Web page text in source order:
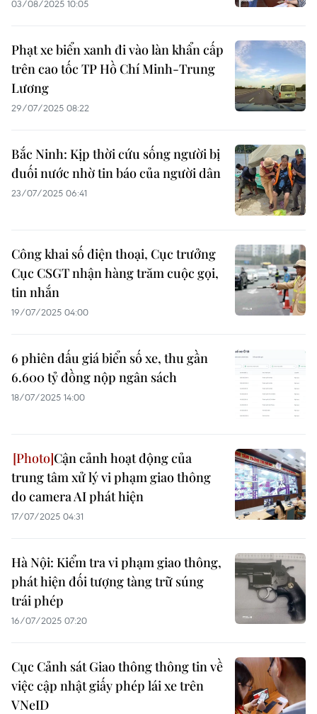
03/08/2025 10:05
Phạt xe biển xanh đi vào làn khẩn cấp
trên cao tốc TP Hồ Chí Minh-Trung
Lương
29/07/2025 08:22
Bắc Ninh: Kịp thời cứu sống người bị
đuối nước nhờ tin báo của người dân
23/07/2025 06:41
Công khai số điện thoại, Cục trưởng
Cục CSGT nhận hàng trăm cuộc gọi,
tin nhắn
19/07/2025 04:00
6 phiên đấu giá biển số xe, thu gần
6.600 tỷ đồng nộp ngân sách
18/07/2025 14:00
Cận cảnh hoạt động của
trung tâm xử lý vi phạm giao thông
do camera AI phát hiện
17/07/2025 04:31
Hà Nội: Kiểm tra vi phạm giao thông,
phát hiện đối tượng tàng trữ súng
trái phép
16/07/2025 07:20
Cục Cảnh sát Giao thông thông tin về
việc cập nhật giấy phép lái xe trên
VNeID